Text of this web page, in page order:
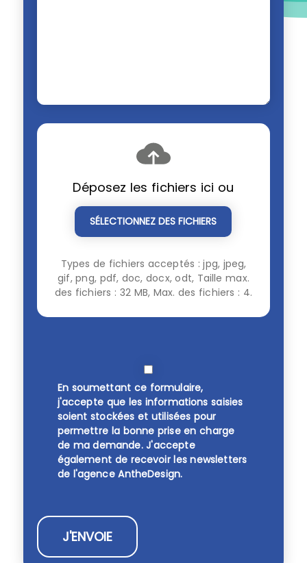
Déposez les fichiers ici ou
SÉLECTIONNEZ DES FICHIERS
Types de fichiers acceptés : jpg, jpeg,
gif, png, pdf, doc, docx, odt, Taille max.
des fichiers : 32 MB, Max. des fichiers : 4.
En soumettant ce formulaire,
j'accepte que les informations saisies
soient stockées et utilisées pour
permettre la bonne prise en charge
de ma demande. J'accepte
également de recevoir les newsletters
de l'agence AntheDesign.